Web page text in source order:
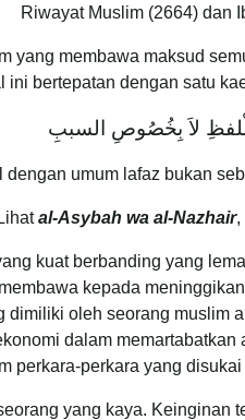
Riwayat Muslim (2664) dan
yang membawa maksud
bertepatan dengan satu
لاَ بِخُصُوصِ السببِ
umum lafaz bukan
al-Asybah wa al-Nazhair,
kuat berbanding yang
kepada
oleh seorang muslim
dalam memartabatkan
perkara-perkara yang disukai
yang kaya. Keinginan